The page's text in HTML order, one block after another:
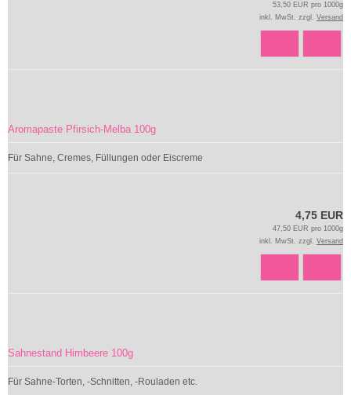
53,50 EUR pro 1000g
inkl. MwSt. zzgl. Versand
Aromapaste Pfirsich-Melba 100g
Für Sahne, Cremes, Füllungen oder Eiscreme
4,75 EUR
47,50 EUR pro 1000g
inkl. MwSt. zzgl. Versand
Sahnestand Himbeere 100g
Für Sahne-Torten, -Schnitten, -Rouladen etc.